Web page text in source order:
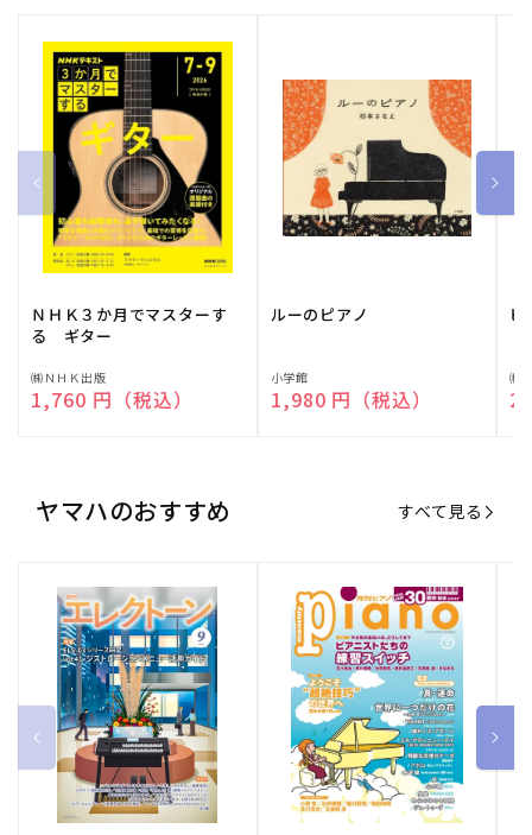
ＮＨＫ３か月でマスターす
る ギター
販
売
㈱ＮＨＫ出版
通常価格
1,760 円（税込）
ルーのピアノ
販
売
小学館
通常価格
1,980 円（税込）
ピ
販
売
㈱
ヤマハのおすすめ すべて見る